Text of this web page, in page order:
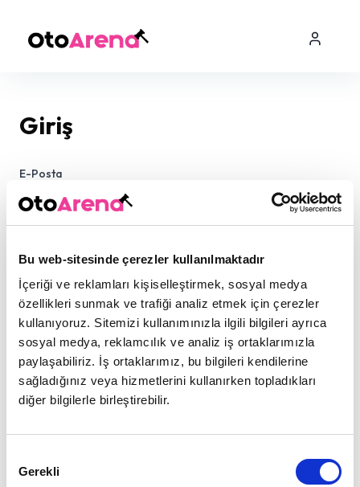
Bu web-sitesinde çerezler kullanılmaktadır
İçeriği ve reklamları kişiselleştirmek, sosyal medya
özellikleri sunmak ve trafiği analiz etmek için çerezler
kullanıyoruz. Sitemizi kullanımınızla ilgili bilgileri ayrıca
sosyal medya, reklamcılık ve analiz iş ortaklarımızla
paylaşabiliriz. İş ortaklarımız, bu bilgileri kendilerine
sağladığınız veya hizmetlerini kullanırken topladıkları
diğer bilgilerle birleştirebilir.
Seçimi
Gerekli
Giriş
E-Posta
Şifrenizi mi unuttunuz ?